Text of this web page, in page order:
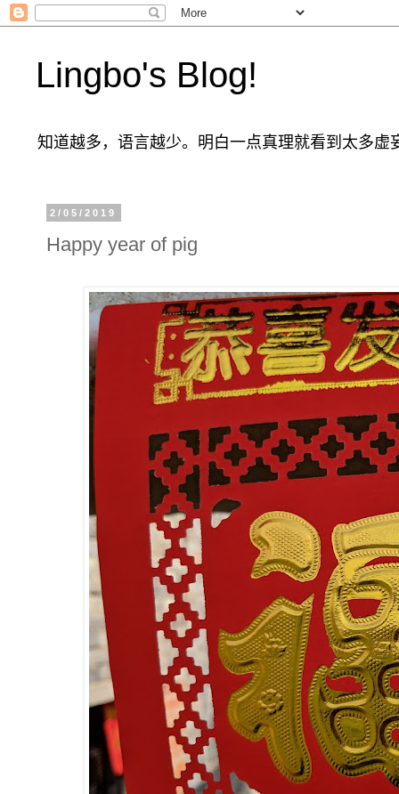
Lingbo's Blog!
知道越多，语言越少。明白一点真理就看到太多虚
2/05/2019
Happy year of pig